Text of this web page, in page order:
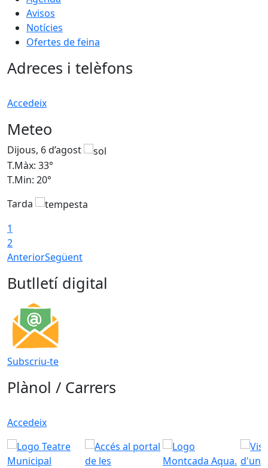
Avisos
Notícies
Ofertes de feina
Adreces i telèfons
Accedeix
Meteo
Dijous, 6 d’agost
T.Màx: 33°
T.Min: 20°
Tarda
1
2
AnteriorSegüent
Butlletí digital
Subscriu-te
Plànol / Carrers
Accedeix